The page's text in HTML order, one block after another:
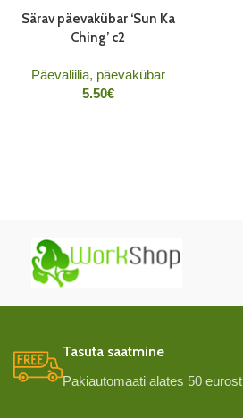
Särav päevakübar ‘Sun Ka
Ching’ c2
Päevaliilia, päevakübar
5.50€
Tasuta saatmine
Pakiautomaati alates 50 eurost